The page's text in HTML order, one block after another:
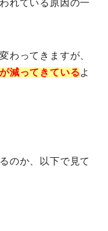
れている原因の一
わってきますが、
減ってきているよ
のか、以下で見て